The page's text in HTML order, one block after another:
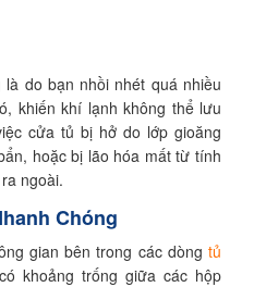
do bạn nhồi nhét quá nhiều
khiến khí lạnh không thể lưu
cửa tủ bị hở do lớp gioăng
hoặc bị lão hóa mất từ tính
ngoài.
Chóng
gian bên trong các dòng tủ
khoảng trống giữa các hộp